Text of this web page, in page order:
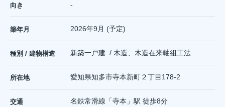
向き -
築年月 2026年9月 (予定)
種別 / 建物構造 新築一戸建 / 木造、木造在来軸組工法
所在地 愛知県知多市寺本新町２丁目178‐2
交通 名鉄常滑線 「寺本 」駅 徒歩8分